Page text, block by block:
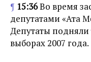
¶ 15:36Во время
депутатами «Ата
Депутаты
выборах 2007 года.